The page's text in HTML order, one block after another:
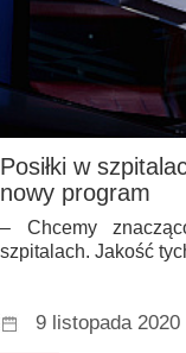
Posiłki w
nowy program
– Chcemy
szpitalach. Jakość
9 listopada 2020